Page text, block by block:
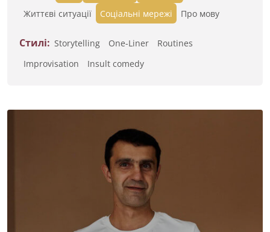
Життєві ситуації
Cоціальні мережі Про мову
Стилі: Storytelling One-Liner
Routines
Improvisation
Insult comedy